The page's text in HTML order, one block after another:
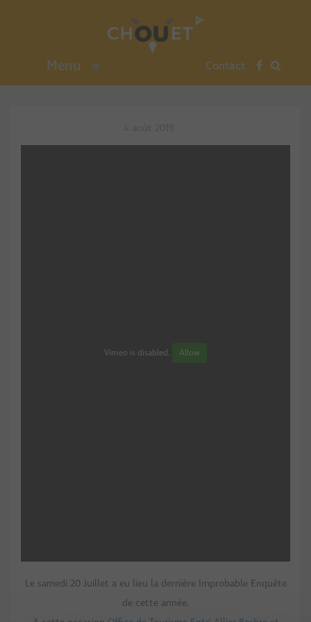
Menu ≡ Contact
Vimeo is disabled. Allow
Le samedi 20 Juillet a eu lieu la dernière Improbable Enquête
de cette année.